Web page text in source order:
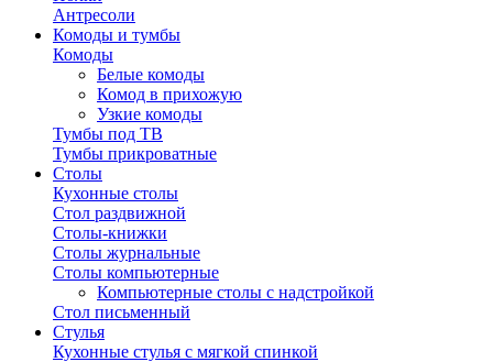
Антресоли
Комоды и тумбы
Комоды
Белые комоды
Комод в прихожую
Узкие комоды
Тумбы под ТВ
Тумбы прикроватные
Столы
Кухонные столы
Стол раздвижной
Столы-книжки
Столы журнальные
Столы компьютерные
Компьютерные столы с надстройкой
Стол письменный
Стулья
Кухонные стулья с мягкой спинкой